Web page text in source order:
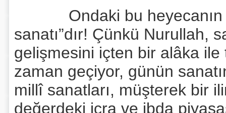
Ondaki bu heyecanın
sanatı”dır! Çünkü Nurullah,
gelişmesini içten bir alâka
zaman geçiyor, günün
millî sanatları, müşterek bir
değerdeki icra ve ibda